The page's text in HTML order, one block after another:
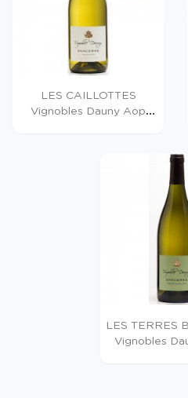
LES CAILLOTTES
Vignobles Dauny Aop
LES TERRES
Vignobles